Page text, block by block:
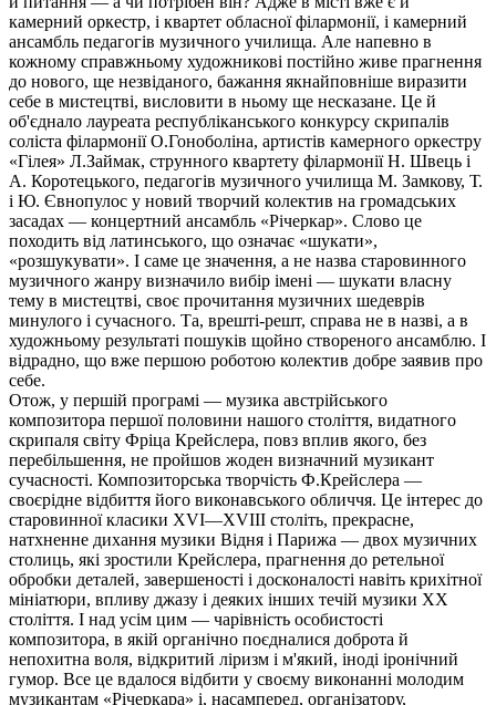
камерний оркестр, і квартет обласної філармонії, і камерний
ансамбль педагогів музичного училища. Але напевно в
кожному справжньому художникові постійно живе прагнення
до нового, ще незвіданого, бажання якнайповніше виразити
себе в мистецтві, висловити в ньому ще несказане. Це й
об'єднало лауреата республіканського конкурсу скрипалів
соліста філармонії О.Гоноболіна, артистів камерного оркестру
«Гілея» Л.Займак, струнного квартету філармонії Н. Швець і
А. Коротецького, педагогів музичного училища М. Замкову, Т.
і Ю. Євнопулос у новий творчий колектив на громадських
засадах — концертний ансамбль «Річеркар». Слово це
походить від латинського, що означає «шукати»,
«розшукувати». І саме це значення, а не назва старовинного
музичного жанру визначило вибір імені — шукати власну
тему в мистецтві, своє прочитання музичних шедеврів
минулого і сучасного. Та, врешті-решт, справа не в назві, а в
художньому результаті пошуків щойно створеного ансамблю. І
відрадно, що вже першою роботою колектив добре заявив про
себе.
Отож, у першій програмі — музика австрійського
композитора першої половини нашого століття, видатного
скрипаля світу Фріца Крейслера, повз вплив якого, без
перебільшення, не пройшов жоден визначний музикант
сучасності. Композиторська творчість Ф.Крейслера —
своєрідне відбиття його виконавського обличчя. Це інтерес до
старовинної класики XVI—XVIII століть, прекрасне,
натхненне дихання музики Відня і Парижа — двох музичних
столиць, які зростили Крейслера, прагнення до ретельної
обробки деталей, завершеності і досконалості навіть крихітної
мініатюри, впливу джазу і деяких інших течій музики XX
століття. І над усім цим — чарівність особистості
композитора, в якій органічно поєдналися доброта й
непохитна воля, відкритий ліризм і м'який, іноді іронічний
гумор. Все це вдалося відбити у своєму виконанні молодим
музикантам «Річеркара» і, насамперед, організатору,